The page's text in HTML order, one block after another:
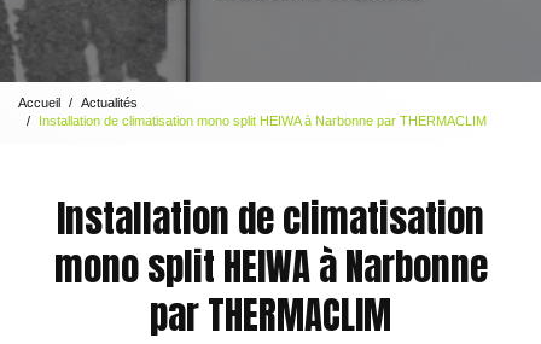
Accueil
Actualités
Installation de climatisation mono split HEIWA à Narbonne par THERMACLIM
Installation de climatisation
mono split HEIWA à Narbonne
par THERMACLIM